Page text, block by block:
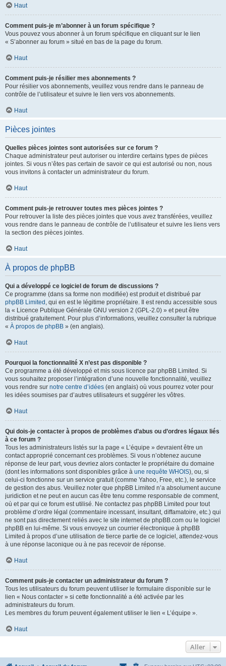
Haut
Comment puis-je m’abonner à un forum spécifique ?
Vous pouvez vous abonner à un forum spécifique en cliquant sur le lien
« S’abonner au forum » situé en bas de la page du forum.
Haut
Comment puis-je résilier mes abonnements ?
Pour résilier vos abonnements, veuillez vous rendre dans le panneau de
contrôle de l’utilisateur et suivre le lien vers vos abonnements.
Haut
Pièces jointes
Quelles pièces jointes sont autorisées sur ce forum ?
Chaque administrateur peut autoriser ou interdire certains types de pièces
jointes. Si vous n’êtes pas certain de savoir ce qui est autorisé ou non, nous
vous invitons à contacter un administrateur du forum.
Haut
Comment puis-je retrouver toutes mes pièces jointes ?
Pour retrouver la liste des pièces jointes que vous avez transférées, veuillez
vous rendre dans le panneau de contrôle de l’utilisateur et suivre les liens vers
la section des pièces jointes.
Haut
À propos de phpBB
Qui a développé ce logiciel de forum de discussions ?
Ce programme (dans sa forme non modifiée) est produit et distribué par
phpBB Limited , qui en est le légitime propriétaire. Il est rendu accessible sous
la « Licence Publique Générale GNU version 2 (GPL-2.0) » et peut être
distribué gratuitement. Pour plus d’informations, veuillez consulter la rubrique
« À propos de phpBB » (en anglais).
Haut
Pourquoi la fonctionnalité X n’est pas disponible ?
Ce programme a été développé et mis sous licence par phpBB Limited. Si
vous souhaitez proposer l’intégration d’une nouvelle fonctionnalité, veuillez
vous rendre sur notre centre d’idées (en anglais) où vous pourrez voter pour
les idées soumises par d’autres utilisateurs et suggérer les vôtres.
Haut
Qui dois-je contacter à propos de problèmes d’abus ou d’ordres légaux liés
à ce forum ?
Tous les administrateurs listés sur la page « L’équipe » devraient être un
contact approprié concernant ces problèmes. Si vous n’obtenez aucune
réponse de leur part, vous devriez alors contacter le propriétaire du domaine
(dont les informations sont disponibles grâce à une requête WHOIS), ou, si
celui-ci fonctionne sur un service gratuit (comme Yahoo, Free, etc.), le service
de gestion des abus. Veuillez noter que phpBB Limited n’a absolument aucune
juridiction et ne peut en aucun cas être tenu comme responsable de comment,
où et par qui ce forum est utilisé. Ne contactez pas phpBB Limited pour tout
problème d’ordre légal (commentaire incessant, insultant, diffamatoire, etc.) qui
ne sont pas directement reliés avec le site internet de phpBB.com ou le logiciel
phpBB en lui-même. Si vous envoyez un courrier électronique à phpBB
Limited à propos d’une utilisation de tierce partie de ce logiciel, attendez-vous
à une réponse laconique ou à ne pas recevoir de réponse.
Haut
Comment puis-je contacter un administrateur du forum ?
Tous les utilisateurs du forum peuvent utiliser le formulaire disponible sur le
lien « Nous contacter » si cette fonctionnalité a été activée par les
administrateurs du forum.
Les membres du forum peuvent également utiliser le lien « L’équipe ».
Haut
Aller